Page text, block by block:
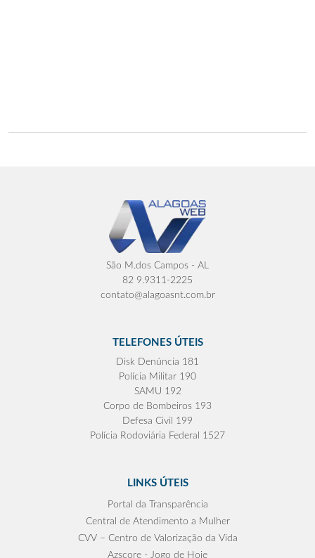
São M.dos Campos - AL
82 9.9311-2225
contato@alagoasnt.com.br
TELEFONES ÚTEIS
Disk Denúncia 181
Polícia Militar 190
SAMU 192
Corpo de Bombeiros 193
Defesa Civil 199
Polícia Rodoviária Federal 1527
LINKS ÚTEIS
Portal da Transparência
Central de Atendimento a Mulher
CVV – Centro de Valorização da Vida
Azscore - Jogo de Hoje